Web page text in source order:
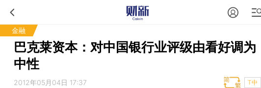
金融
巴克莱资本：对中国银行业评级由看好调为
中性
2012年05月04日 17:37 T中